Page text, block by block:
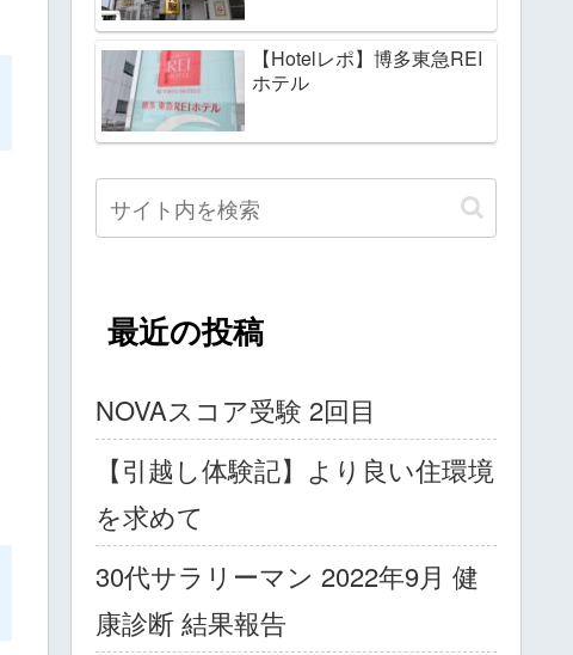
【Hotelレポ】博多東急REI
ホテル
最近の投稿
NOVAスコア受験 2回目
【引越し体験記】より良い住環境
を求めて
30代サラリーマン 2022年9月 健
康診断 結果報告